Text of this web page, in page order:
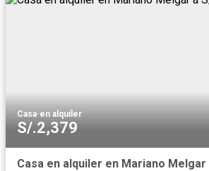
Casa·en alquiler
S/.2,379